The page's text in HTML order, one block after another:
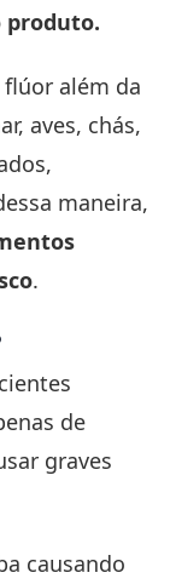
produto.
além da
aves, chás,
maneira,
.
de
graves
causando